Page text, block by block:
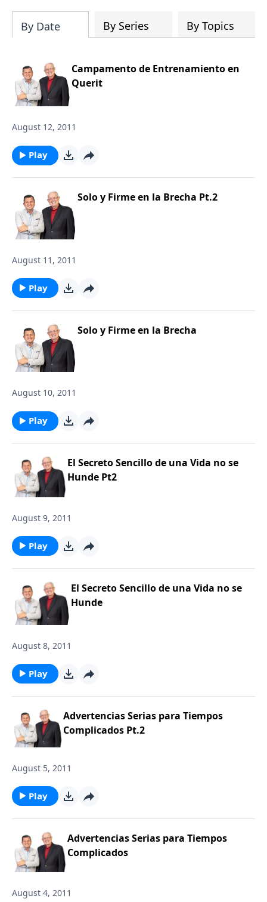
By Date By Series By Topics
Campamento de Entrenamiento en
Querit
August 12, 2011
Play
Solo y Firme en la Brecha Pt.2
August 11, 2011
Play
Solo y Firme en la Brecha
August 10, 2011
Play
El Secreto Sencillo de una Vida no se
Hunde Pt2
August 9, 2011
Play
El Secreto Sencillo de una Vida no se
Hunde
August 8, 2011
Play
Advertencias Serias para Tiempos
Complicados Pt.2
August 5, 2011
Play
Advertencias Serias para Tiempos
Complicados
August 4, 2011